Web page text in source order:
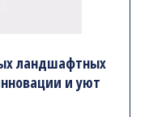
ландшафтных
и уют